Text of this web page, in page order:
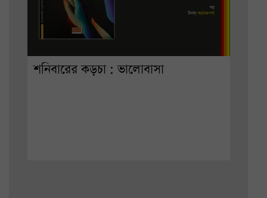
শনিবারের কড়চা : ভালোবাসা